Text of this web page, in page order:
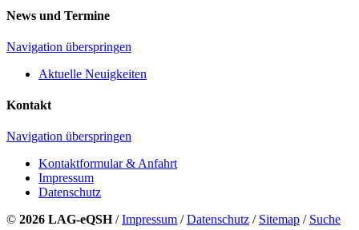
News und Termine
Navigation überspringen
Aktuelle Neuigkeiten
Kontakt
Navigation überspringen
Kontaktformular & Anfahrt
Impressum
Datenschutz
© 2026 LAG-eQSH/Impressum /Datenschutz / Sitemap / Suche